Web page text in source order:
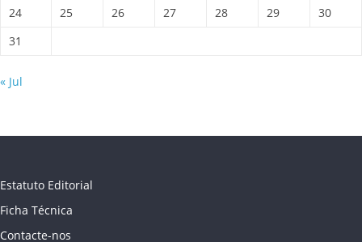
24
25 26 27 28 29
30
31
« Jul
Estatuto Editorial
Ficha Técnica
Contacte-nos